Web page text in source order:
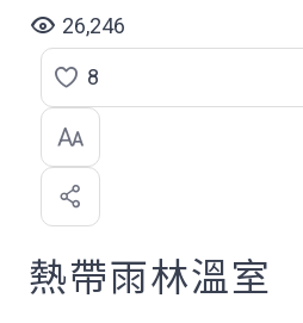
26,246
點
選
喜
歡
8
熱帶雨林溫室